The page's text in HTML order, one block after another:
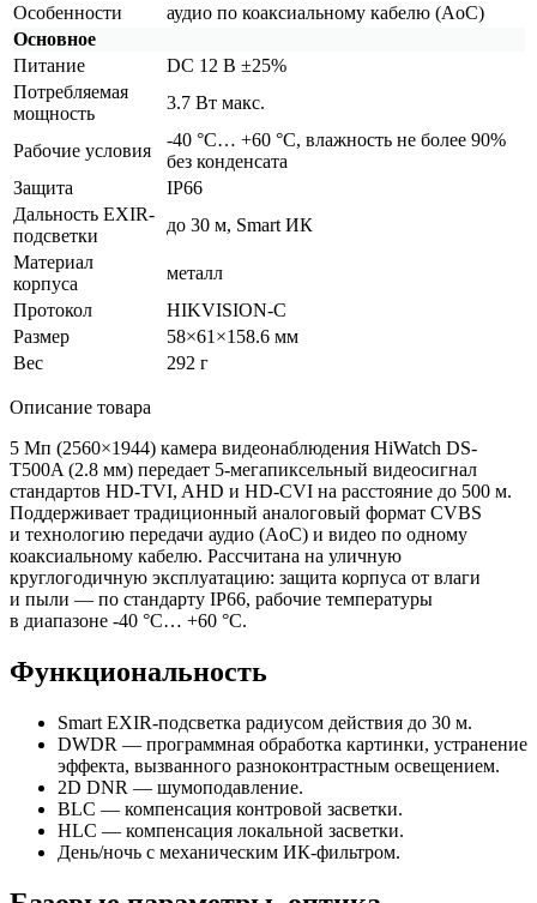
Особенности
аудио по коаксиальному кабелю (AoC)
Основное
Питание
DC 12 В ±25%
Потребляемая
мощность
3.7 Вт макс.
Рабочие условия
-40 °С… +60 °С, влажность не более 90%
без конденсата
Защита
IP66
Дальность EXIR-
подсветки
до 30 м, Smart ИК
Материал
корпуса
металл
Протокол
HIKVISION-C
Размер
58×61×158.6 мм
Вес
292 г
Описание товара
5 Мп (2560×1944) камера видеонаблюдения HiWatch DS-
T500A (2.8 мм) передает 5-мегапиксельный видеосигнал
стандартов HD-TVI, AHD и HD-CVI на расстояние до 500 м.
Поддерживает традиционный аналоговый формат CVBS
и технологию передачи аудио (AoC) и видео по одному
коаксиальному кабелю. Рассчитана на уличную
круглогодичную эксплуатацию: защита корпуса от влаги
и пыли — по стандарту IP66, рабочие температуры
в диапазоне -40 °C… +60 °C.
Функциональность
Smart EXIR-подсветка радиусом действия до 30 м.
DWDR — программная обработка картинки, устранение
эффекта, вызванного разноконтрастным освещением.
2D DNR — шумоподавление.
BLC — компенсация контровой засветки.
HLC — компенсация локальной засветки.
День/ночь с механическим ИК-фильтром.